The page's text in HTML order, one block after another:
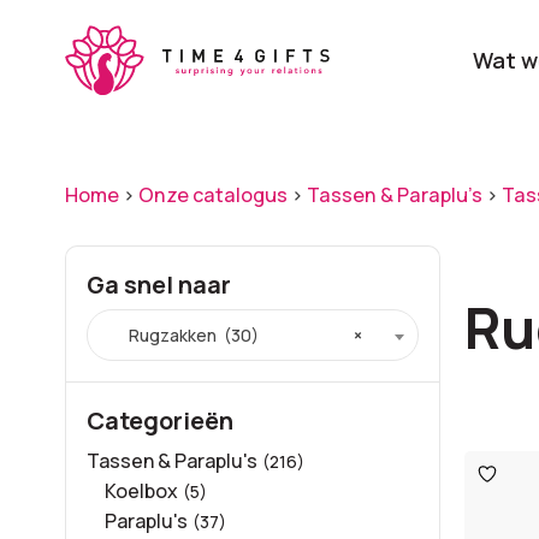
Wat
Laat je door ons
verrassen
Home > Onze catalogus > Tassen & Paraplu's >
Ga snel naar
×
Rugzakken (30)
Categorieën
Tassen & Paraplu's (216)
Koelbox (5)
Paraplu's (37)
aan